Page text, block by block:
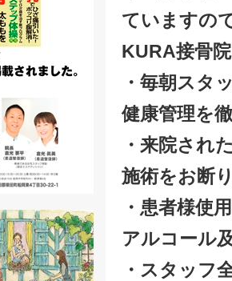
ていますの
KURA接骨
・毎朝スタ
健康管理を
・来院され
施術をお断
・患者様使
アルコール
・スタッフ